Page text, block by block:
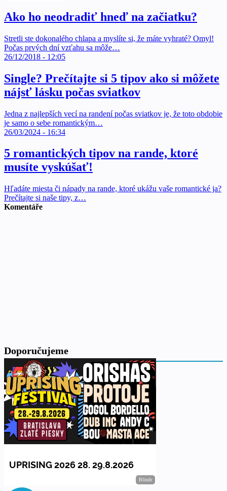
Ako ho neodradiť hneď na začiatku?
Stretli ste dokonalého chlapa a myslíte si, že máte vyhraté? Omyl!
Počas prvých dní vzťahu sa môže…
26/12/2018 - 12:05
Single? Prečítajte si 5 tipov ako si môžete
nájsť lásku počas sviatkov
Jedna z najlepších vecí na randení počas sviatkov je, že toto obdobie
je samo o sebe romantickým…
26/03/2024 - 16:34
5 romantických tipov na rande, ktoré
musíte vyskúšať!
Hľadáte miesta či nápady na rande, ktoré ukážu vaše romantické ja?
Prečítajte si naše tipy, z…
Komentáře
Doporučujeme